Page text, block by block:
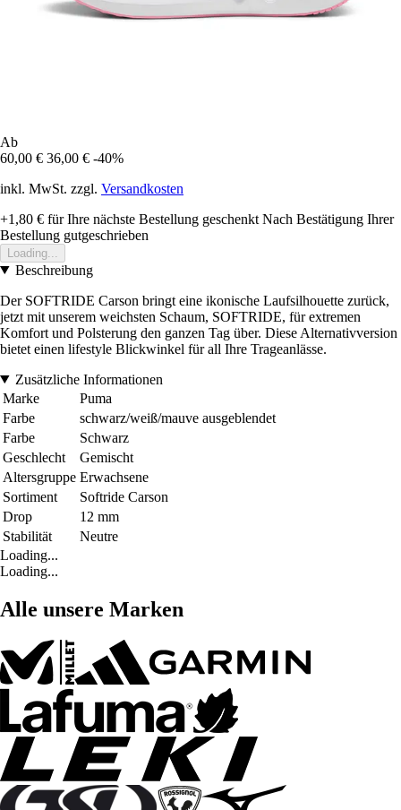
Ab
60,00 € 36,00 € -40%
inkl. MwSt. zzgl. Versandkosten
+1,80 € für Ihre nächste Bestellung geschenkt Nach Bestätigung Ihrer
Bestellung gutgeschrieben
Loading...
Beschreibung
Der SOFTRIDE Carson bringt eine ikonische Laufsilhouette zurück,
jetzt mit unserem weichsten Schaum, SOFTRIDE, für extremen
Komfort und Polsterung den ganzen Tag über. Diese Alternativversion
bietet einen lifestyle Blickwinkel für all Ihre Trageanlässe.
Zusätzliche Informationen
Marke
Puma
Farbe
schwarz/weiß/mauve ausgeblendet
Farbe
Schwarz
Geschlecht
Gemischt
Altersgruppe Erwachsene
Sortiment
Softride Carson
Drop
12 mm
Stabilität
Neutre
Loading...
Loading...
Alle unsere Marken